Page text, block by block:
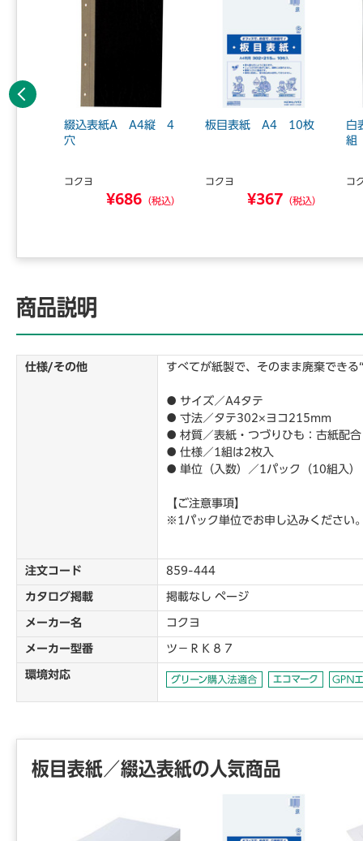
綴込表紙A A4縦 4
穴
コクヨ
¥686 （税込）
板目表紙 A4 10枚
コクヨ
¥367 （税込）
組
コ
前へ
商品説明
仕様/その他 すべてが紙製で、そのまま廃棄でき
● サイズ／A4タテ
● 寸法／タテ302×ヨコ215mm
● 材質／表紙・つづりひも：古紙配合
● 仕様／1組は2枚入
● 単位（入数）／1パック（10組入）
【ご注意事項】
※1パック単位でお申し込みください
注文コード 859-444
カタログ掲載 掲載なし ページ
メーカー名 コクヨ
メーカー型番 ツ－ＲＫ８７
環境対応
板目表紙／綴込表紙の人気商品